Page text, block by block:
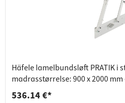
Häfele lamelbundsløft PRATIK i
madrasstørrelse: 900 x 2000
536.14 €*